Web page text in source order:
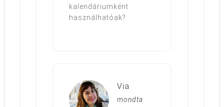
kalendáriumként
használhatóak?
Via
mondta